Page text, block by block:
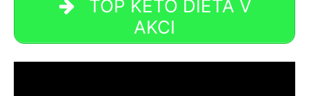
TOP KETO DIETA V
AKCI